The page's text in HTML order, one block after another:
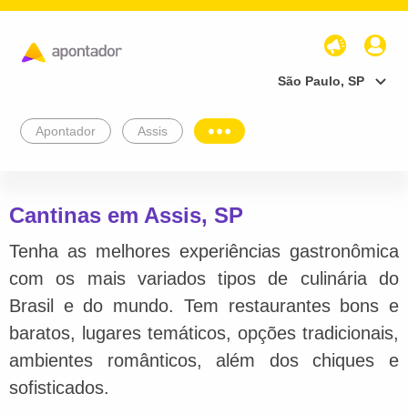
São Paulo, SP
Apontador Assis
Cantinas em Assis, SP
Tenha as melhores experiências gastronômica
com os mais variados tipos de culinária do
Brasil e do mundo. Tem restaurantes bons e
baratos, lugares temáticos, opções tradicionais,
ambientes românticos, além dos chiques e
sofisticados.